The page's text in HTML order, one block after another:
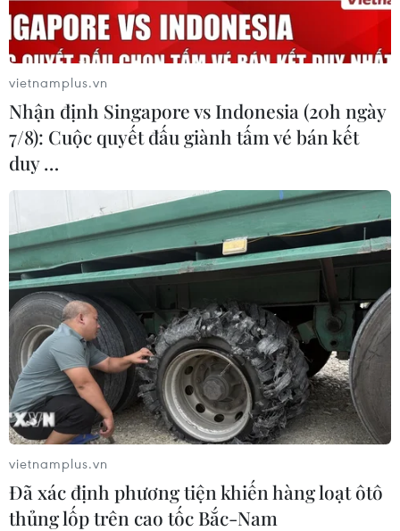
Đưa 2.000 sinh viên, người lao động
TP.HCM về quê đón Tết Quý Mão
12/01/2023 04:06
Thành Đoàn Thành phố Hồ Chí Minh tổ chức “Chuyến
xe mùa Xuân-Tết sum vầy” Quý Mão với 2.000 vé xe
miễn phí đã được phát tặng sinh viên và người lao
động, tổng kinh phí là 2 tỷ đồng.
vietnamplus.vn
Nhận định Singapore vs Indonesia (20h ngày
7/8): Cuộc quyết đấu giành tấm vé bán kết
duy …
vietnamplus.vn
Đã xác định phương tiện khiến hàng loạt ôtô
thủng lốp trên cao tốc Bắc-Nam